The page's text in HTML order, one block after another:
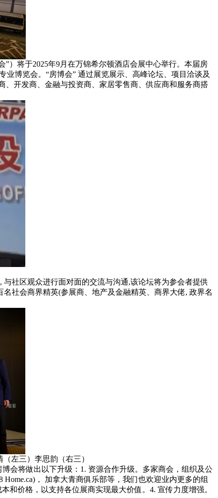
）将于2025年9月在万锦希尔顿酒店会展中心举行。本届房
博览会。“房博会” 通过展览展示、高峰论坛、项目洽谈及
开发商、金融与投资商、家居零售商、供应商和服务商搭
社区观众进行面对面的交流与沟通,该论坛将为参会者提供
社会商界精英(参展商、地产及金融精英、商界大佬, 政界名
左三）李思韵（右三）
会将做出以下升级：1. 资源合作升级。多家商会，组织及公
， 加拿大青商俱乐部等，我们也欢迎业内更多的组
和价格，以支持各位展商实现最大价值。4. 宣传力度增强。